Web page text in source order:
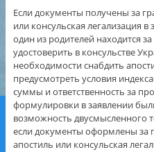
Если документы получены за
или консульская легализация
один из родителей находится
удостоверить в консульстве
необходимости снабдить
предусмотреть условия
суммы и ответственность за
формулировки в заявлении
возможность двусмысленного
если документы оформлены за
апостиль или консульская